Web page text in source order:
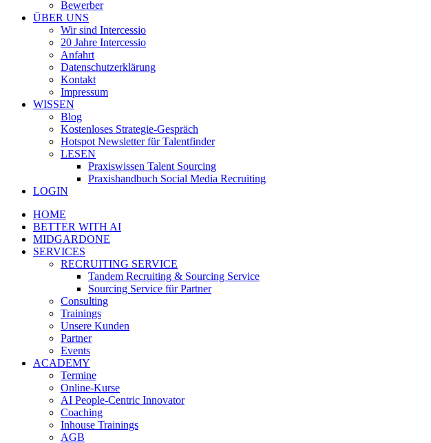
Bewerber
ÜBER UNS
Wir sind Intercessio
20 Jahre Intercessio
Anfahrt
Datenschutzerklärung
Kontakt
Impressum
WISSEN
Blog
Kostenloses Strategie-Gespräch
Hotspot Newsletter für Talentfinder
LESEN
Praxiswissen Talent Sourcing
Praxishandbuch Social Media Recruiting
LOGIN
HOME
BETTER WITH AI
MIDGARDONE
SERVICES
RECRUITING SERVICE
Tandem Recruiting & Sourcing Service
Sourcing Service für Partner
Consulting
Trainings
Unsere Kunden
Partner
Events
ACADEMY
Termine
Online-Kurse
AI People-Centric Innovator
Coaching
Inhouse Trainings
AGB